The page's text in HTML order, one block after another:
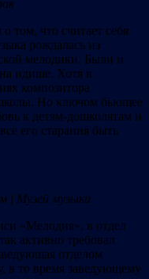
том, что считает себя
рождалась из
мелодики. Были и
идише. Хотя в
композитора
школы. Но ключом бьющее
к детям-дошколятам и
его старания быть
| Музей музыки
«Мелодия», в отдел
активно требовал
отделом
в то время заведующему